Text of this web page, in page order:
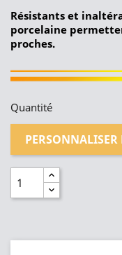
Résistants et
porcelaine
proches.
Quantité